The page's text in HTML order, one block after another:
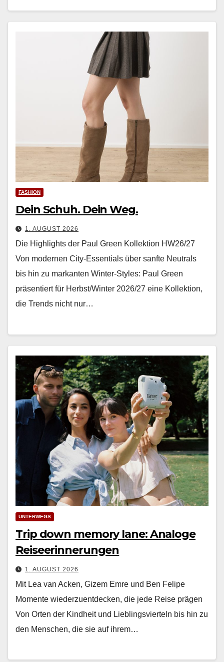
FASHION
Dein Schuh. Dein Weg.
1. AUGUST 2026
Die Highlights der Paul Green Kollektion HW26/27
Von mod­er­nen City-Essen­tials über san­fte Neu­trals
bis hin zu markan­ten Win­ter-Styles: Paul Green
präsen­tiert für Herbst/Winter 2026/27 eine Kollek­tion,
die Trends nicht nur…
UNTERWEGS
Trip down memory lane: Analoge
Reiseerinnerungen
1. AUGUST 2026
Mit Lea van Acken, Gizem Emre und Ben Felipe
Momente wiederzuentdecken, die jede Reise prägen
Von Orten der Kind­heit und Lieblingsvierteln bis hin zu
den Men­schen, die sie auf ihrem…